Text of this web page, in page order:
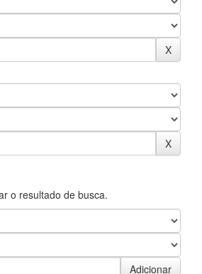
o resultado de busca.